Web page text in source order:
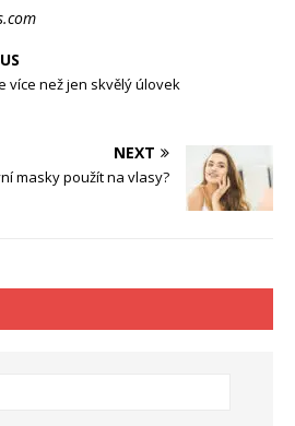
více než jen skvělý úlovek
NEXT
masky použít na vlasy?